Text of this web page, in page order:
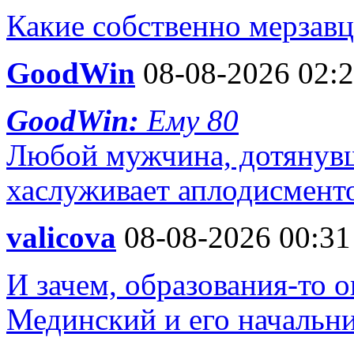
Какие собственно
GoodWin 08-08-2026
GoodWin: Ему 80
Любой мужчина,
хаслуживает
valicova 08-08-2026 00:31
И зачем, образования-то
Мединский и его